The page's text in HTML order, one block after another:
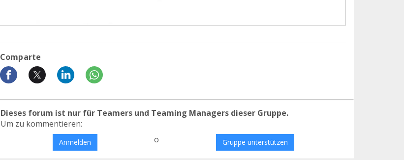
Comparte
Dieses forum ist nur für Teamers und Teaming Managers dieser Gruppe.
Um zu kommentieren:
Anmelden o Gruppe unterstützen